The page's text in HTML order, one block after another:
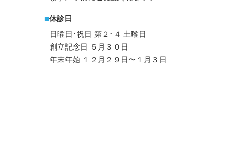
■休診日
日曜日･祝日 第２･４ 土曜日
創立記念日 ５月３０日
年末年始 １２月２９日〜１月３日